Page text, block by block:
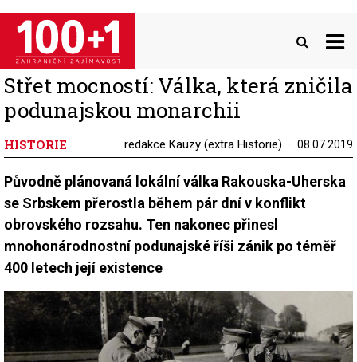
Přejít
hlavnímu
obsahu
Střet mocností: Válka, která zničila
podunajskou monarchii
HISTORIE redakce Kauzy (extra Historie) 08.07.2019
Původně plánovaná lokální válka Rakouska-Uherska
se Srbskem přerostla během pár dní v konflikt
obrovského rozsahu. Ten nakonec přinesl
mnohonárodnostní podunajské říši zánik po téměř
400 letech její existence